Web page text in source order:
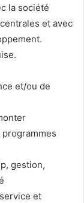
la société
et avec
et/ou de
gestion,
et